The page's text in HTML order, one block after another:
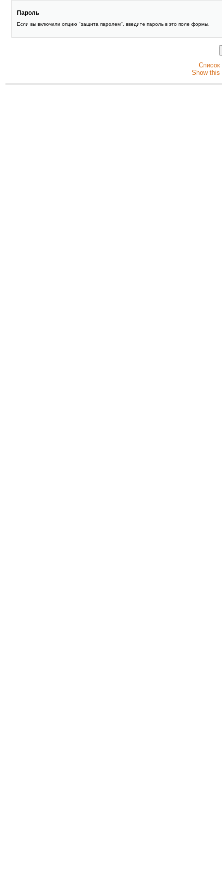
Пароль
Если вы включили опцию "защита паролем", введите пароль в это поле формы.
Show this